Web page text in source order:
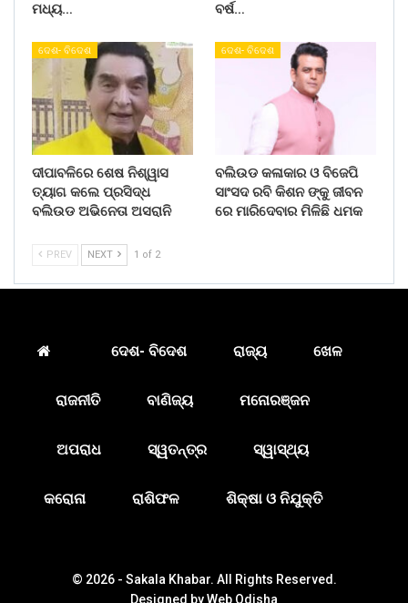
ମଧ୍ୟ…
ବର୍ଷ…
ଦେଶ- ବିଦେଶ
ଦୀପାବଳିରେ ଶେଷ ନିଶ୍ୱାସ
ତ୍ୟାଗ କଲେ ପ୍ରସିଦ୍ଧ
ବଲିଉଡ ଅଭିନେତା ଅସରାନି
ଦେଶ- ବିଦେଶ
ବଲିଉଡ କଳାକାର ଓ ବିଜେପି
ସାଂସଦ ରବି କିଶନ ଙ୍କୁ ଜୀବନ
ରେ ମାରିଦେବାର ମିଳିଛି ଧମକ
PREV NEXT 1 of 2
ଦେଶ- ବିଦେଶ ରାଜ୍ୟ ଖେଳ
ରାଜନୀତି ବାଣିଜ୍ୟ ମନୋରଞ୍ଜନ
ଅପରାଧ ସ୍ୱତନ୍ତ୍ର ସ୍ୱାସ୍ଥ୍ୟ
କରୋନା ରାଶିଫଳ ଶିକ୍ଷା ଓ ନିଯୁକ୍ତି
© 2026 - Sakala Khabar. All Rights Reserved.
Designed byWeb Odisha